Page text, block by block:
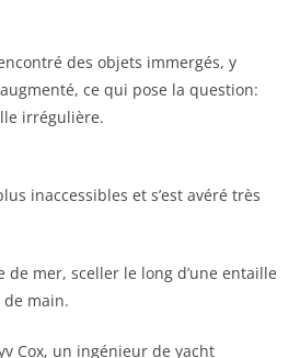
des objets immergés, y
ce qui pose la question:
irrégulière.
inaccessibles et s’est avéré très
mer, sceller le long d’une entaille
de main.
Cox, un ingénieur de yacht